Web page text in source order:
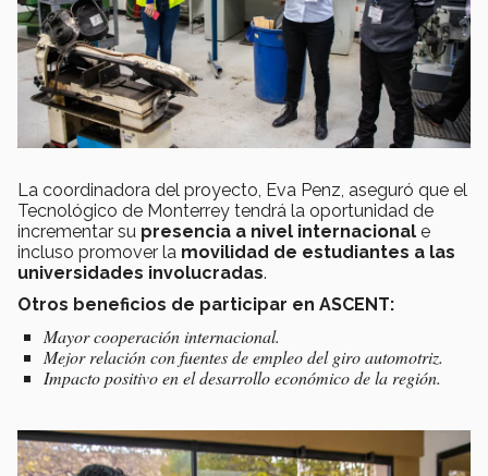
La coordinadora del proyecto, Eva Penz, aseguró que el
Tecnológico de Monterrey tendrá la oportunidad de
incrementar su presencia a nivel internacional e
incluso promover la movilidad de estudiantes a las
universidades involucradas.
Otros beneficios de participar en ASCENT:
Mayor cooperación internacional.
Mejor relación con fuentes de empleo del giro automotriz.
Impacto positivo en el desarrollo económico de la región.